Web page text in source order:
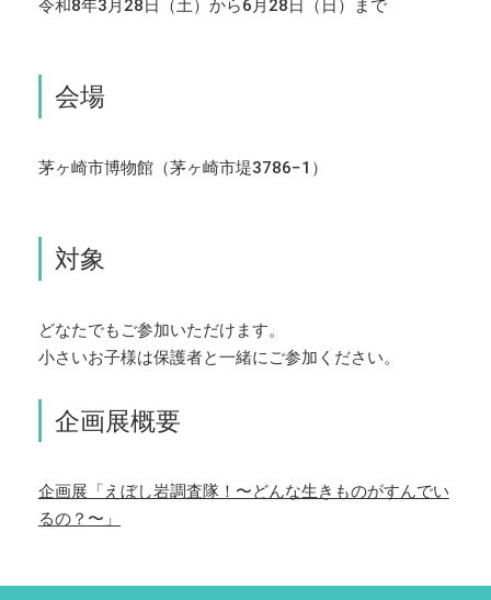
令和8年3月28日（土）から6月28日（日）まで
会場
茅ヶ崎市博物館（茅ヶ崎市堤3786−1）
対象
どなたでもご参加いただけます。
小さいお子様は保護者と一緒にご参加ください。
企画展概要
企画展「えぼし岩調査隊！〜どんな生きものがすんでい
るの？〜」